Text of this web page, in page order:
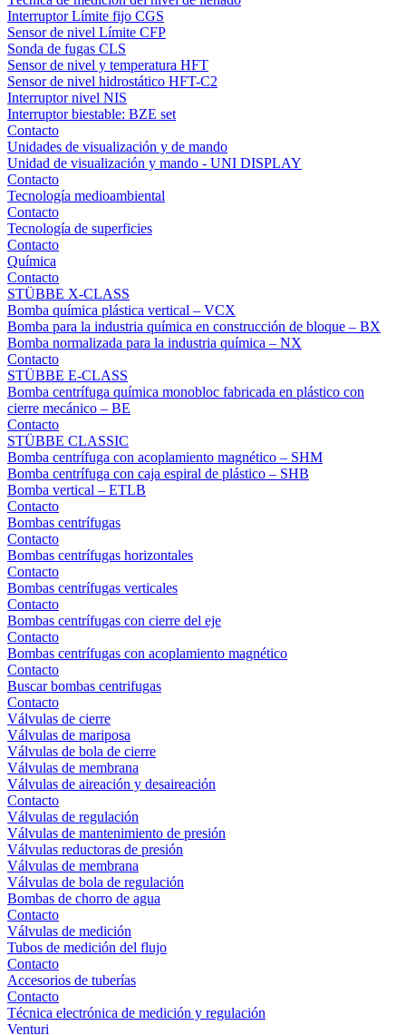
Interruptor Límite fijo CGS
Sensor de nivel Límite CFP
Sonda de fugas CLS
Sensor de nivel y temperatura HFT
Sensor de nivel hidrostático HFT-C2
Interruptor nivel NIS
Interruptor biestable: BZE set
Contacto
Unidades de visualización y de mando
Unidad de visualización y mando - UNI DISPLAY
Contacto
Tecnología medioambiental
Contacto
Tecnología de superficies
Contacto
Química
Contacto
STÜBBE X-CLASS
Bomba química plástica vertical – VCX
Bomba para la industria química en construcción de bloque – BX
Bomba normalizada para la industria química – NX
Contacto
STÜBBE E-CLASS
Bomba centrífuga química monobloc fabricada en plástico con
cierre mecánico – BE
Contacto
STÜBBE CLASSIC
Bomba centrífuga con acoplamiento magnético – SHM
Bomba centrífuga con caja espiral de plástico – SHB
Bomba vertical – ETLB
Contacto
Bombas centrífugas
Contacto
Bombas centrífugas horizontales
Contacto
Bombas centrífugas verticales
Contacto
Bombas centrífugas con cierre del eje
Contacto
Bombas centrífugas con acoplamiento magnético
Contacto
Buscar bombas centrifugas
Contacto
Válvulas de cierre
Válvulas de mariposa
Válvulas de bola de cierre
Válvulas de membrana
Válvulas de aireación y desaireación
Contacto
Válvulas de regulación
Válvulas de mantenimiento de presión
Válvulas reductoras de presión
Válvulas de membrana
Válvulas de bola de regulación
Bombas de chorro de agua
Contacto
Válvulas de medición
Tubos de medición del flujo
Contacto
Accesorios de tuberías
Contacto
Técnica electrónica de medición y regulación
Venturi